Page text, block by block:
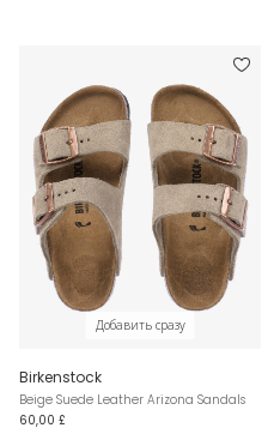
Добавить сразу
Birkenstock
Beige Suede Leather Arizona Sandals
60,00 £